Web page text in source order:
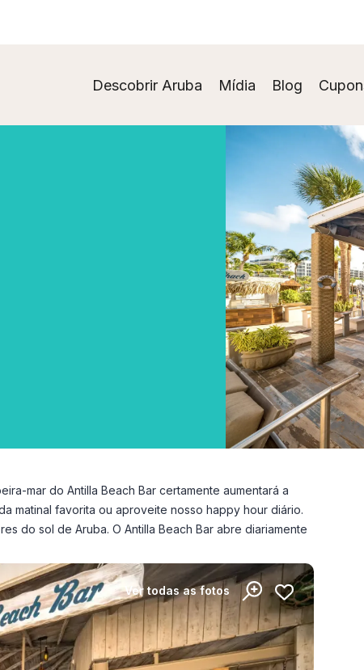
Descobrir Aruba Mídia Blog
mar do Antilla Beach Bar certamente aumentará a
matinal favorita ou aproveite nosso happy hour diário.
do sol de Aruba. O Antilla Beach Bar abre diariamente
Ver todas as fotos